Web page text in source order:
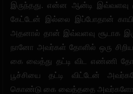
இருந்தது. என்ன ஆன்டி இவ்வளவு
கேட்டேன் இல்லை இப்போதான்
அதனால் தான் இவ்வளவு சூடாக
நானோ அவர்கள் தோளில் ஒரு சிறிய
கை வைத்து தட்டி விட எண்ணி
பூச்சியை தட்டி விட்டேன்
கொண்டு கை வைத்ததை அவர்களோ